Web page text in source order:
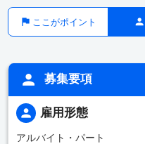
ここがポイント
募集要項
雇用形態
アルバイト・パート